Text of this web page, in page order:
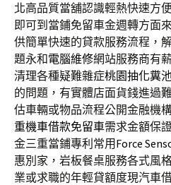
北高品質當舖認識輕熱快速方
即可到當鋪免留車金週轉方面
供簡單快速的貸款服務流程，
題永和電腦維修網站服務商有
清理各種疑難雜症桃園抽化糞
的問題，有實體店面貨錢進過
估車輛或物品流程公開金融機
重機車借款免留車需求金額保
金三重當鋪專利常用 Force
惠別家，岩板餐桌服務各式風
業或求職的年輕貸額度現汽車